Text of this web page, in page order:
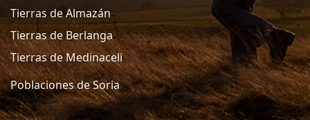
Tierras de Almazán
Tierras de Berlanga
Tierras de Medinaceli
Poblaciones de Soria